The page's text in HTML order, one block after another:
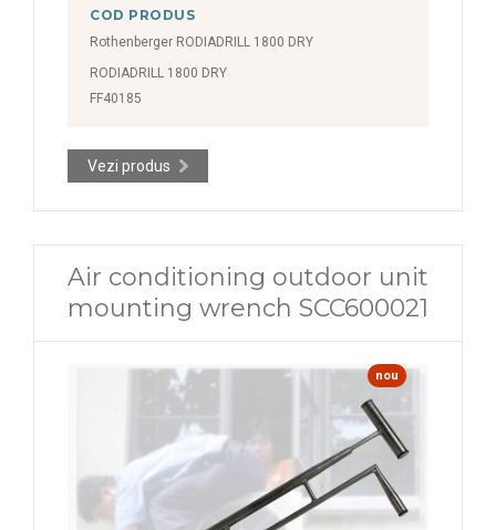
COD PRODUS
Rothenberger RODIADRILL 1800 DRY
RODIADRILL 1800 DRY
FF40185
Vezi produs
Air conditioning outdoor unit
mounting wrench SCC600021
nou